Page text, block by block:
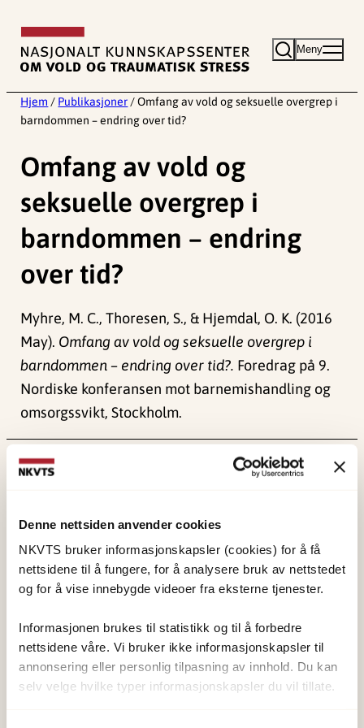
Denne nettsiden anvender cookies
NKVTS bruker informasjonskapsler (cookies) for å få
nettsidene til å fungere, for å analysere bruk av nettstedet
og for å vise innebygde videoer fra eksterne tjenester.
Informasjonen brukes til statistikk og til å forbedre
nettsidene våre. Vi bruker ikke informasjonskapsler til
annonsering eller personlig tilpasning av innhold. Du kan
selv velge hvilke typer informasjonskapsler du vil tillate.
innhold
Meny
Hjem / Publikasjoner / Omfang av vold og seksuelle overgrep i
barndommen – endring over tid?
Omfang av vold og
seksuelle overgrep i
barndommen – endring
over tid?
Myhre, M. C., Thoresen, S., & Hjemdal, O. K. (2016
May). Omfang av vold og seksuelle overgrep i
barndommen – endring over tid?. Foredrag på 9.
Nordiske konferansen mot barnemishandling og
omsorgssvikt, Stockholm.
Publisert:
om vold og traumatisk stress. Formålet er å bidra
til å forebygge og redusere de helsemessige og
sosiale konsekvensene som vold og traumatisk